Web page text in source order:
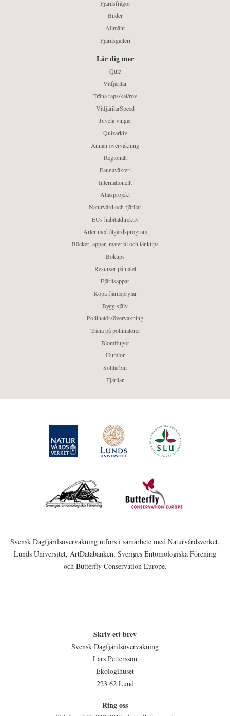
Fjärilsfrågor
Bilder
Allmänt
Fjärilsgalleri
Lär dig mer
Quiz
Vitfjärilar
Träna raps/kål/rov
VitfjärilarSpeed
Juvela vingar
Quizarkiv
Annan övervakning
Regionalt
Faunaväkteri
Internationellt
Atlasprojekt
Naturvård och fjärilar
EUs habitatdirektiv
Arter med åtgärdsprogram
Böcker, appar, material och länktips
Boktips
Resurser på nätet
Fjärilsappar
Köpa fjärilsprylar
Bygg själv
Pollinatörsövervakning
Träna på pollinatörer
Blomflugor
Humlor
Solitärbin
Fjärilar
Svensk Dagfjärilsövervakning utförs i samarbete med Naturvårdsverket,
Lunds Universitet, ArtDatabanken, Sveriges Entomologiska Förening
och Butterfly Conservation Europe.
Skriv ett brev
Svensk Dagfjärilsövervakning
Lars Pettersson
Ekologihuset
223 62 Lund
Ring oss